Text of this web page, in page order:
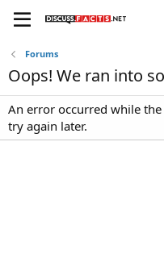
Forums
Oops! We ran into
An error occurred while
try again later.